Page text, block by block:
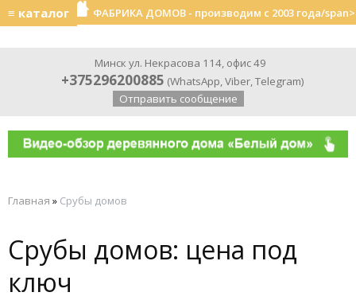
≡ каталог ФАБРИКА ДОМОВ - производим с 2003 года/span>
Минск ул. Некрасова 114, офис 49
+375296200885 (WhatsApp,Viber,Telegram)
Отправить сообщение
Главная » Срубы домов
Срубы домов: цена под
ключ